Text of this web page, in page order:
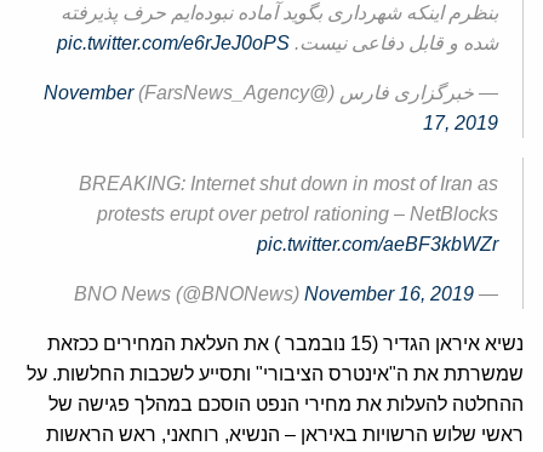
بنظرم اینکه شهرداری بگوید آماده نبوده‌ایم حرف پذیرفته
شده و قابل دفاعی نیست. pic.twitter.com/e6rJeJ0oPS
— خبرگزاری فارس (@FarsNews_Agency)
November
17, 2019
BREAKING: Internet shut down in most of Iran as
protests erupt over petrol rationing – NetBlocks
pic.twitter.com/aeBF3kbWZr
— BNO News (@BNONews)
November 16, 2019
נשיא איראן הגדיר (15 נובמבר ) את העלאת המחירים ככזאת
שמשרתת את ה"אינטרס הציבורי" ותסייע לשכבות החלשות. על
ההחלטה להעלות את מחירי הנפט הוסכם במהלך פגישה של
ראשי שלוש הרשויות באיראן – הנשיא, רוחאני, ראש הראשות